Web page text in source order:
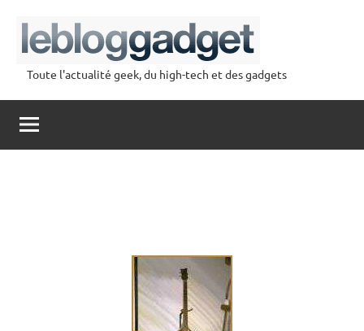
contenu
lebloggadget
Toute l'actualité geek, du high-tech et des gadgets